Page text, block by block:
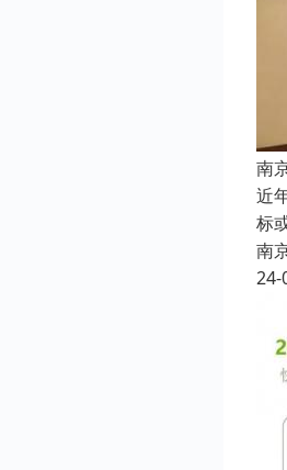
南
近
标
南
24-